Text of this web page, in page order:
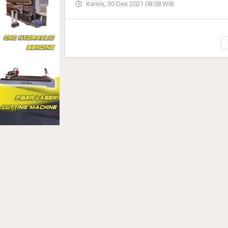
Kamis, 30 Des 2021 08:58 WIB